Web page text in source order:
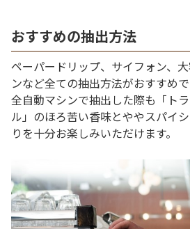
おすすめの抽出方法
ペーパードリップ、サイフォン、
ンなど全ての抽出方法がおすすめで
全自動マシンで抽出した際も「ト
ル」のほろ苦い香味とややスパイ
りを十分お楽しみいただけます。